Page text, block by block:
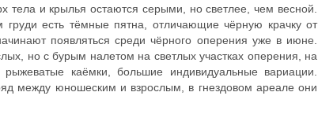
тела и крылья остаются серыми, но светлее, чем весной.
есть тёмные пятна, отличающие чёрную крачку от
появляться среди чёрного оперения уже в июне.
но с бурым налетом на светлых участках оперения, на
каёмки, большие индивидуальные вариации.
между юношеским и взрослым, в гнездовом ареале они